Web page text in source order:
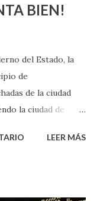
BIEN!
del Estado, la
de
de la ciudad
la ciudad de
LEER MÁS